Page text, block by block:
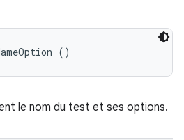
()
le nom du test et ses options.